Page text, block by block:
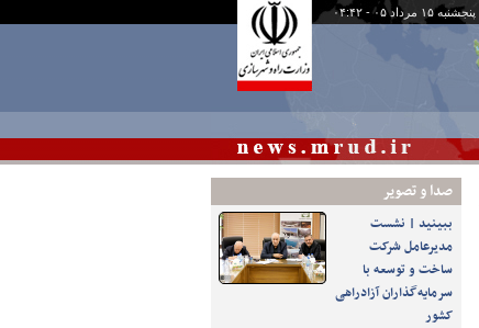
پنجشنبه ۱۵ مرداد ۰۵ - ۰۴:۴۲
صدا و تصوير
ببینید | نشست
مدیرعامل شرکت
ساخت و توسعه با
سرمایه‌گذاران آزادراهی
کشور